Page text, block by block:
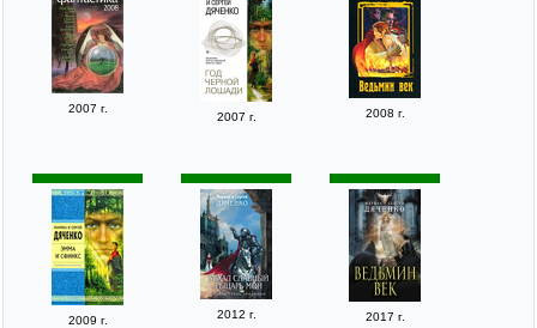
2007 г.
2007 г. 2008 г.
2009 г. 2012 г. 2017 г.